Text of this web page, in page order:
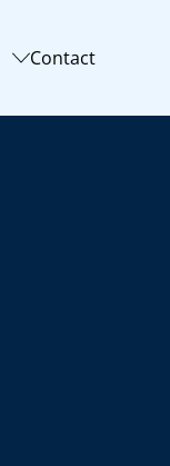
Contact